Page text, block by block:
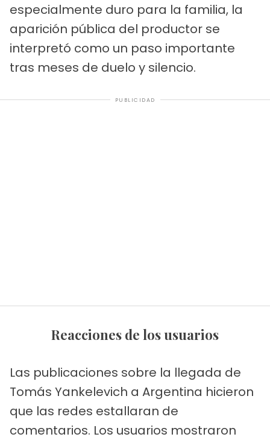
especialmente duro para la familia, la
aparición pública del productor se
interpretó como un paso importante
tras meses de duelo y silencio.
PUBLICIDAD
Reacciones de los usuarios
Las publicaciones sobre la llegada de
Tomás Yankelevich a Argentina hicieron
que las redes estallaran de
comentarios. Los usuarios mostraron